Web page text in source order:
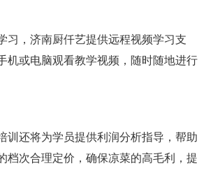
习，济南厨仟艺提供远程视频学习支
机或电脑观看教学视频，随时随地进行
训还将为学员提供利润分析指导，帮助
档次合理定价，确保凉菜的高毛利，提